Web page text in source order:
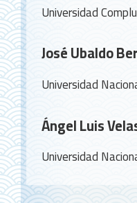
Universidad
José Ubaldo
Universidad
Ángel Luis
Universidad